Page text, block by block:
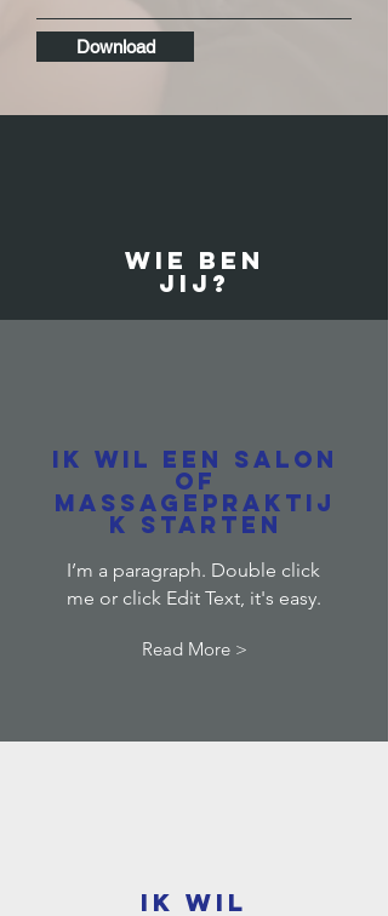
Download
Wie ben
jij?
Ik wil een salon
of
massagepraktij
k starten
I’m a paragraph. Double click
me or click Edit Text, it's easy.
Read More >
Ik wil